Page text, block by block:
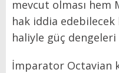
mevcut olması hem
hak iddia
haliyle güç
İmparator Octavian